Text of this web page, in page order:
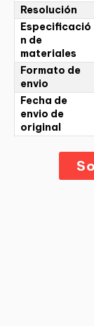
Resolución
Especificació
n de
materiales
Formato de
envio
Fecha de
envio de
original